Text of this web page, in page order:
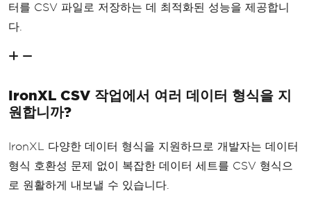
터를 CSV 파일로 저장하는 데 최적화된 성능을 제공합니
다.
IronXL CSV 작업에서 여러 데이터 형식을 지
원합니까?
IronXL 다양한 데이터 형식을 지원하므로 개발자는 데이터
형식 호환성 문제 없이 복잡한 데이터 세트를 CSV 형식으
로 원활하게 내보낼 수 있습니다.